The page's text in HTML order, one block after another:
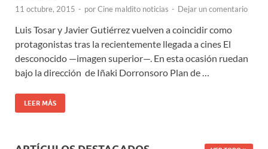
11 octubre, 2015 - porCine maldito noticias - Dejar un comentario
Luis Tosar y Javier Gutiérrez vuelven a coincidir como
protagonistas tras la recientemente llegada a cines El
desconocido —imagen superior—. En esta ocasión ruedan
bajo la dirección de Iñaki Dorronsoro Plan de …
LEER MÁS